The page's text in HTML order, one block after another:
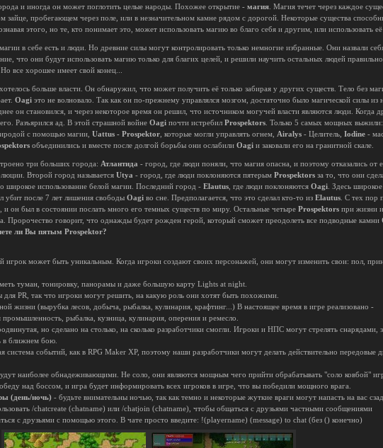
и иногда он может поглотить целые народы. Похожее открытие - магия . Магия течет через каждое
пробегающем через поле, или в незначительном камне рядом с дорогой. Некоторые существа
этого, но те, кто понимает это, может использовать магию во благо себя и другим, или использовать её
в себе есть и люди. Но древние силы могут контролировать только немногие избранные. Они назвали
что они будут использовать магию только для благих целей, и решили научить остальных людей
все хорошее имеет свой конец...
хотелось больше власти. Он обнаружил, что может получить её только забирая у других существ. Тело без
Oagi это не волновало. Так как он по-прежнему управлялся мозгом, достаточно было магической силы из
он становился, и через некоторое время он решил, что источником могучей власти являются люди. Когда
Разъярился ад. В этой страшной войне Oagi почти истребил Prospektors . Только 5 самых мощных выжили:
с помощью магии, Uattus - Prospektor , которые могли управлять огнем, Airalys - Целитель, Iodine -
объединились и вместе после долгой борьбы они ослабили Oagi и заковали его на гранитной скале.
три больших города: Атлантида - город, где люди поняли, что магия опасна, и поэтому отказались от
Второй город называется Utya - город, где люди поклоняются пятерым Prospektors за то, что они
широкое использование белой магии. Последний город - Elautus , где люди поклоняются Oagi . Здесь
убит после 7 лет лишения свободы Oagi во сне. Предполагается, что это сделал кто-то из Elautus . С тех пор
и он был в состоянии послать много его темных существ по миру. Остальные четыре Prospektors при жизни
Пророчество говорит, что однажды будет рожден герой, который сможет преодолеть все подводные камни
ли Вы пятым Prospektor?
игрок может быть уникальным. Когда игроки создают своих персонажей, они могут изменить свои: пол,
туман, тонировку, панорамы и даже большую карту Lights at night.
для PR, так что игроки могут решить, на какую роль они хотят быть похожими.
жизни (вырубка лесов, добыча, рыбалка, кулинария, крафтинг...) В настоящее время в игре реализовано -
рыбалка, кузница, кулинария, оперения и ремесло.
но сделано на столько, на сколько разработчики смогли. Игроки и НПС могут стрелять снарядами,
в ближнем бою.
система событий, как в RPG Maker XP, поэтому наши разработчики могут делать действительно передовые
наиболее обнадеживающими. Не соло, они являются мощным чего прийти обрабатывать "соло ковбой"
над боссом, и игра будет информировать всех игроков в игре, что вы победили мощного врага.
(день/ночь) - будьте внимательны ночью, так как темно и некоторые жуткие враги могут напасть на вас
/chatcreate (chatname) или /chatjoin (chatname), чтобы общаться с друзьями частными сообщениями
с друзьями с помощью этого. В чате просто введите: !(playername) (message) to chat (без () конечно)